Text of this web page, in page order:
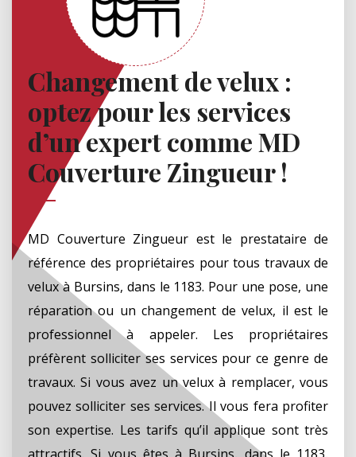
Changement de velux :
optez pour les services
d’un expert comme MD
Couverture Zingueur !
MD Couverture Zingueur est le prestataire de
référence des propriétaires pour tous travaux de
velux à Bursins, dans le 1183. Pour une pose, une
réparation ou un changement de velux, il est le
professionnel à appeler. Les propriétaires
préfèrent solliciter ses services pour ce genre de
travaux. Si vous avez un velux à remplacer, vous
pouvez solliciter ses services. Il vous fera profiter
son expertise. Les tarifs qu’il applique sont très